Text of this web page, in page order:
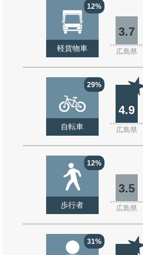
12%
軽貨物車
3.7
広島県
29%
自転車
4.9
広島県
12%
歩行者
3.5
広島県
31%